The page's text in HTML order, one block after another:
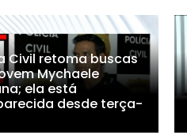
Civil retoma buscas
Mychaele
ela está
desde terça-